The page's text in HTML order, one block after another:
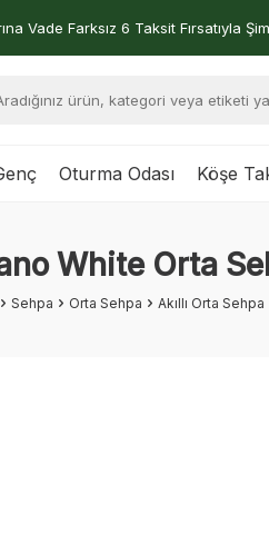
Vade Farksız 6 Taksit Fırsatıyla
Oturma Odası Köşe
White Orta
Sehpa Orta Sehpa Akıllı Orta Sehpa